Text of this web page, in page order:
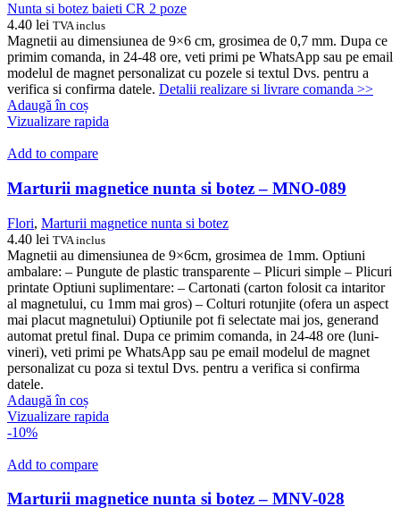
Nunta si botez baieti CR 2 poze
4.40 lei TVA inclus
Magnetii au dimensiunea de 9×6 cm, grosimea de 0,7 mm. Dupa ce
primim comanda, in 24-48 ore, veti primi pe WhatsApp sau pe email
modelul de magnet personalizat cu pozele si textul Dvs. pentru a
verifica si confirma datele. Detalii realizare si livrare comanda >>
Adaugă în coș
Vizualizare rapida
Add to compare
Marturii magnetice nunta si botez – MNO-089
Flori, Marturii magnetice nunta si botez
4.40 lei TVA inclus
Magnetii au dimensiunea de 9×6cm, grosimea de 1mm. Optiuni
ambalare: – Pungute de plastic transparente – Plicuri simple – Plicuri
printate Optiuni suplimentare: – Cartonati (carton folosit ca intaritor
al magnetului, cu 1mm mai gros) – Colturi rotunjite (ofera un aspect
mai placut magnetului) Optiunile pot fi selectate mai jos, generand
automat pretul final. Dupa ce primim comanda, in 24-48 ore (luni-
vineri), veti primi pe WhatsApp sau pe email modelul de magnet
personalizat cu poza si textul Dvs. pentru a verifica si confirma
datele.
Adaugă în coș
Vizualizare rapida
-10%
Add to compare
Marturii magnetice nunta si botez – MNV-028